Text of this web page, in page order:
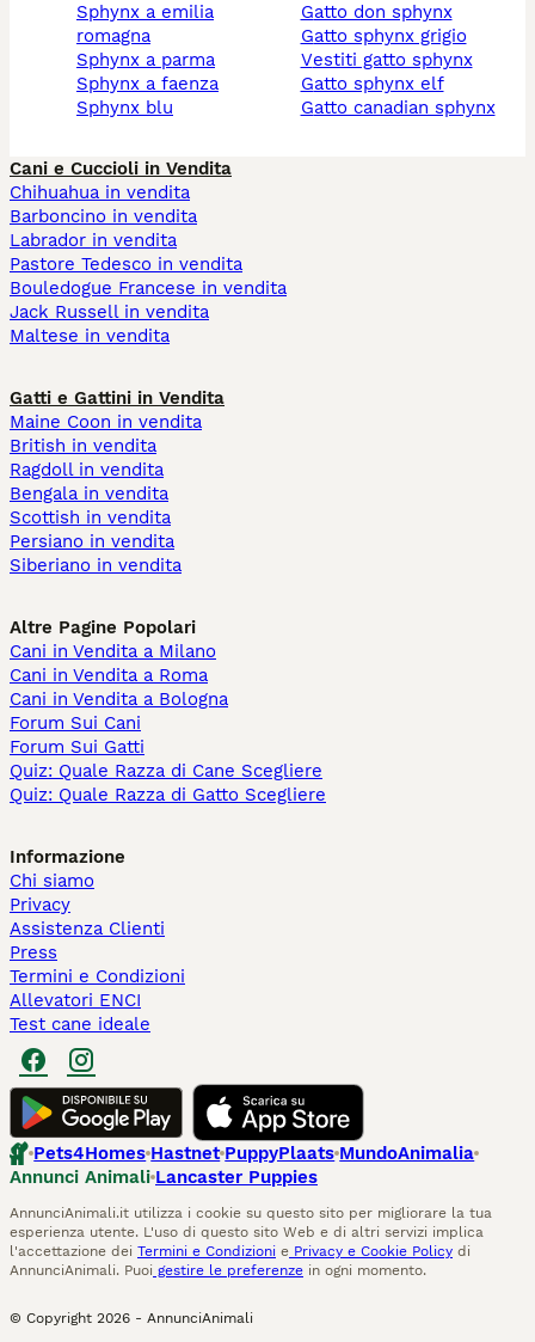
sphynx a emilia
romagna
sphynx a parma
sphynx a faenza
sphynx blu
gatto don sphynx
gatto sphynx grigio
vestiti gatto sphynx
gatto sphynx elf
gatto canadian sphynx
Cani e Cuccioli in Vendita
Chihuahua in vendita
Barboncino in vendita
Labrador in vendita
Pastore Tedesco in vendita
Bouledogue Francese in vendita
Jack Russell in vendita
Maltese in vendita
Gatti e Gattini in Vendita
Maine Coon in vendita
British in vendita
Ragdoll in vendita
Bengala in vendita
Scottish in vendita
Persiano in vendita
Siberiano in vendita
Altre Pagine Popolari
Cani in Vendita a Milano
Cani in Vendita a Roma
Cani in Vendita a Bologna
Forum Sui Cani
Forum Sui Gatti
Quiz: Quale Razza di Cane Scegliere
Quiz: Quale Razza di Gatto Scegliere
Informazione
Chi siamo
Privacy
Assistenza Clienti
Press
Termini e Condizioni
Allevatori ENCI
Test cane ideale
Pets4Homes Hastnet PuppyPlaats MundoAnimalia
Annunci Animali Lancaster Puppies
AnnunciAnimali.it utilizza i cookie su questo sito per migliorare la tua
esperienza utente. L'uso di questo sito Web e di altri servizi implica
l'accettazione dei Termini e Condizioni e Privacy e Cookie Policy di
AnnunciAnimali. Puoi gestire le preferenze in ogni momento.
© Copyright 2026 - AnnunciAnimali